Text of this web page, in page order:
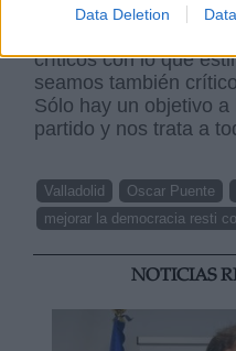
Data Deletion
nivel, sean
críticos con lo que
seamos también
Sólo hay un objetivo
partido y nos trata a
Valladolid Oscar Puente
mejorar la democracia resti
NOTICIAS